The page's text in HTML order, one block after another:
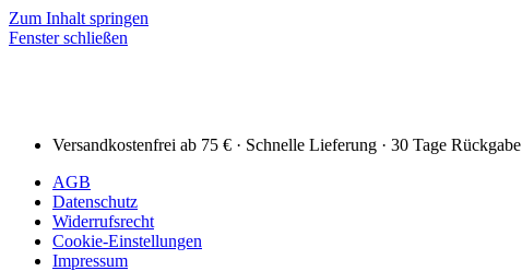
Zum Inhalt springen
Fenster schließen
Versandkostenfrei ab 75 € · Schnelle Lieferung · 30 Tage Rückgabe
AGB
Datenschutz
Widerrufsrecht
Cookie-Einstellungen
Impressum